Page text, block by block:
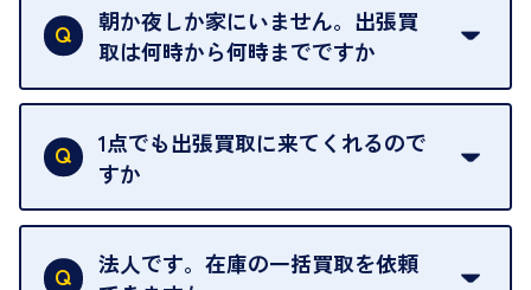
定のお店や、ほかのお客様への迷惑となることが考
えられるためです。
朝か夜しか家にいません。出張買
取は何時から何時までですか
ご訪問可能時間は、10時から19時です。
ただし、お品物の種類や量によっては対応させてい
ただくことがあります。
1点でも出張買取に来てくれるので
すか
はい。1点でもお伺いします。
法人です。在庫の一括買取を依頼